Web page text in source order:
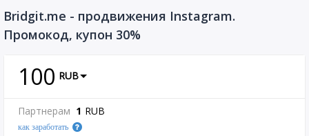
Bridgit.me - продвижения Instagram.
Промокод, купон 30%
100 RUB
Партнерам 1 RUB
как заработать